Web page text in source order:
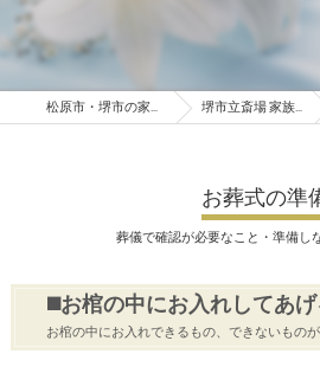
松原市・堺市の家族葬は家族葬ホールいこい 堺市立斎場 家族葬・葬儀総合案内窓口
お葬式の準
葬儀で確認が必要なこと・準備し
◼️お棺の中にお入れしてあ
お棺の中にお入れできるもの、できないものが